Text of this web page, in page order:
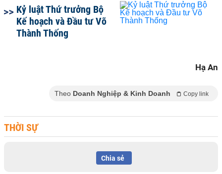
Kỷ luật Thứ trưởng Bộ
Kế hoạch và Đầu tư Võ
Thành Thống
Hạ An
Theo Doanh Nghiệp & Kinh Doanh Copy link
THỜI SỰ
Chia sẻ